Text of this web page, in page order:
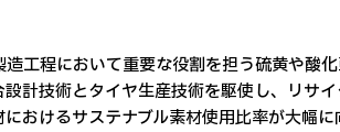
工程において重要な役割を担う硫黄や酸
計技術とタイヤ生産技術を駆使し、リサ
おけるサステナブル素材使用比率が大幅